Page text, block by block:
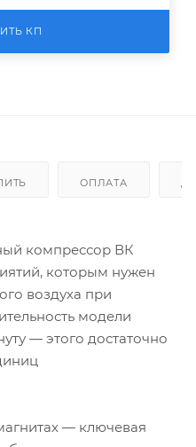
КП
ОПЛАТА
компрессор ВК
которым нужен
воздуха при
модели
— этого достаточно
— ключевая